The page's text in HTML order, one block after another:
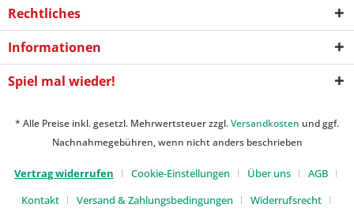
Rechtliches
Informationen
Spiel mal wieder!
* Alle Preise inkl. gesetzl. Mehrwertsteuer zzgl.Versandkosten und ggf.
Nachnahmegebühren, wenn nicht anders beschrieben
Vertrag widerrufen Cookie-Einstellungen Über uns
AGB
Kontakt
Versand & Zahlungsbedingungen Widerrufsrecht